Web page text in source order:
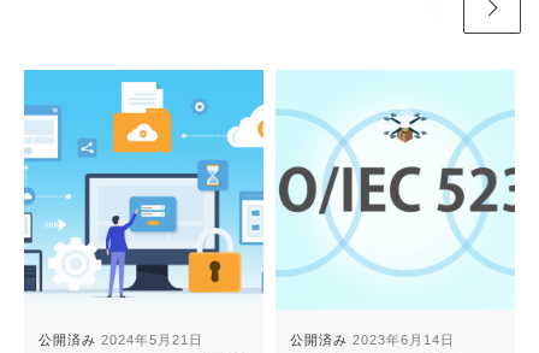
公開済み2024年5月21日 公開済み2023年6月14日